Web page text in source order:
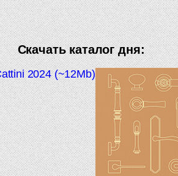
Скачать каталог дня:
2024 (~12Mb)